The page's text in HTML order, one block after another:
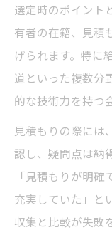
選定時のポイント
有者の在籍、見積
げられます。特に
道といった複数分
的な技術力を持つ
見積もりの際には
認し、疑問点は納
「見積もりが明
充実していた」と
収集と比較が失敗